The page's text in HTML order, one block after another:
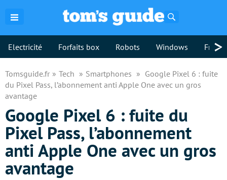
Electricité Forfaits box Robots Windows >
Tomsguide.fr Tech Smartphones
Google Pixel 6 : fuite
du Pixel Pass, l’abonnement anti Apple One avec un gros
avantage
Google Pixel 6 : fuite du
Pixel Pass, l’abonnement
anti Apple One avec un gros
avantage